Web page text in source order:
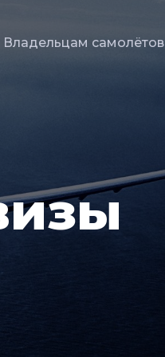
Владельцам самолётов